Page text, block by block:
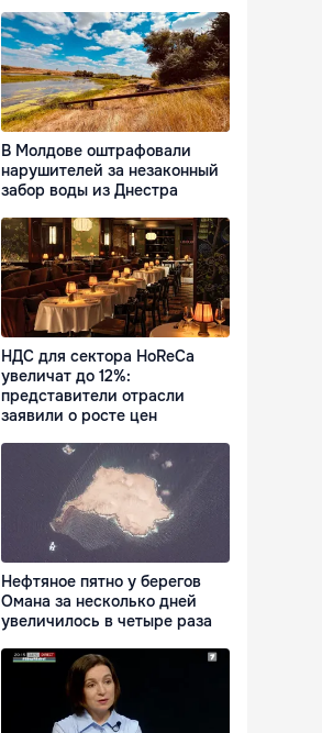
В Молдове оштрафовали
нарушителей за незаконный
забор воды из Днестра
НДС для сектора HoReCa
увеличат до 12%:
представители отрасли
заявили о росте цен
Нефтяное пятно у берегов
Омана за несколько дней
увеличилось в четыре раза